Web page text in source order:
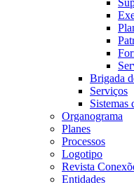
Brigada
Serviços
Sistemas
Organograma
Planes
Processos
Logotipo
Revista
Entidades